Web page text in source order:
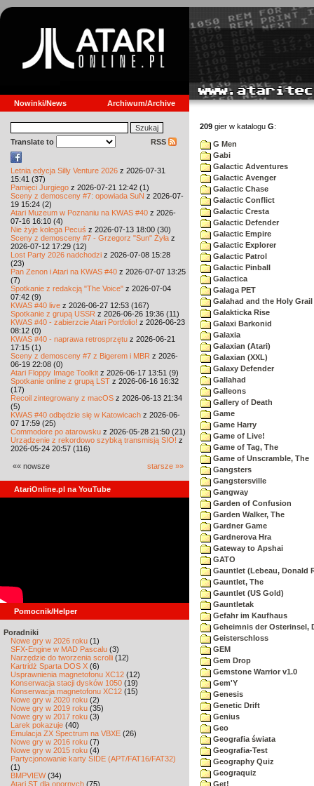
Nowinki/News Archiwum/Archive
Translate to RSS
Letnia edycja Silly Venture 2026 z 2026-07-31
15:41 (37)
Pamięci Jurgiego z 2026-07-21 12:42 (1)
Sceny z demosceny #7: opowiada SuN z 2026-07-
19 15:24 (2)
Atari Muzeum w Poznaniu na KWAS #40 z 2026-
07-16 16:10 (4)
Nie żyje kolega Pecuś z 2026-07-13 18:00 (30)
Sceny z demosceny #7 - Grzegorz "Sun" Żyła z
2026-07-12 17:29 (12)
Lost Party 2026 nadchodzi z 2026-07-08 15:28
(23)
Pan Zenon i Atari na KWAS #40 z 2026-07-07 13:25
(7)
Spotkanie z redakcją "The Voice" z 2026-07-04
07:42 (9)
KWAS #40 live z 2026-06-27 12:53 (167)
Spotkanie z grupą USSR z 2026-06-26 19:36 (11)
KWAS #40 - zabierzcie Atari Portfolio! z 2026-06-23
08:12 (0)
KWAS #40 - naprawa retrosprzętu z 2026-06-21
17:15 (1)
Sceny z demosceny #7 z Bigerem i MBR z 2026-
06-19 22:08 (0)
Atari Floppy Image Toolkit z 2026-06-17 13:51 (9)
Spotkanie online z grupą LST z 2026-06-16 16:32
(17)
Recoil zintegrowany z macOS z 2026-06-13 21:34
(5)
KWAS #40 odbędzie się w Katowicach z 2026-06-
07 17:59 (25)
Commodore po atarowsku z 2026-05-28 21:50 (21)
Urządzenie z rekordowo szybką transmisją SIO! z
2026-05-24 20:57 (116)
«« nowsze starsze »»
AtariOnline.pl na YouTube
Pomocnik/Helper
Poradniki
Nowe gry w 2026 roku (1)
SFX-Engine w MAD Pascalu (3)
Narzędzie do tworzenia scrolli (12)
Kartridż Sparta DOS X (6)
Usprawnienia magnetofonu XC12 (12)
Konserwacja stacji dysków 1050 (19)
Konserwacja magnetofonu XC12 (15)
Nowe gry w 2020 roku (2)
Nowe gry w 2019 roku (35)
Nowe gry w 2017 roku (3)
Larek pokazuje (40)
Emulacja ZX Spectrum na VBXE (26)
Nowe gry w 2016 roku (7)
Nowe gry w 2015 roku (4)
Partycjonowanie karty SIDE (APT/FAT16/FAT32)
(1)
BMPVIEW(34)
Atari ST dla opornych (75)
209 gier w katalogu G:
G Men
Gabi
Galactic Adventures
Galactic Avenger
Galactic Chase
Galactic Conflict
Galactic Cresta
Galactic Defender
Galactic Empire
Galactic Explorer
Galactic Patrol
Galactic Pinball
Galactica
Galaga PET
Galahad and the Holy Grail
Galakticka Rise
Galaxi Barkonid
Galaxia
Galaxian (Atari)
Galaxian (XXL)
Galaxy Defender
Gallahad
Galleons
Gallery of Death
Game
Game Harry
Game of Live!
Game of Tag, The
Game of Unscramble, The
Gangsters
Gangstersville
Gangway
Garden of Confusion
Garden Walker, The
Gardner Game
Gardnerova Hra
Gateway to Apshai
GATO
Gauntlet (Lebeau, Donald
Gauntlet, The
Gauntlet (US Gold)
Gauntletak
Gefahr im Kaufhaus
Geheimnis der Osterinsel,
Geisterschloss
GEM
Gem Drop
Gemstone Warrior v1.0
Gem'Y
Genesis
Genetic Drift
Genius
Geo
Geografia świata
Geografia-Test
Geography Quiz
Geograquiz
Get!